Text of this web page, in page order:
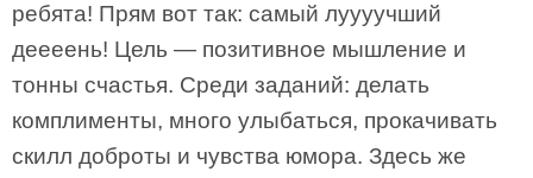
ребята! Прям вот так: самый луууучший
деееень! Цель — позитивное мышление и
тонны счастья. Среди заданий: делать
комплименты, много улыбаться, прокачивать
скилл доброты и чувства юмора. Здесь же